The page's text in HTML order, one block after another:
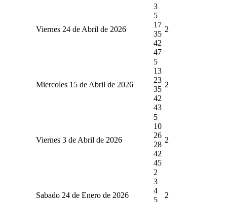
Viernes 24 de Abril de 2026
3
5
17
35
42
47
2
Miercoles 15 de Abril de 2026
5
13
23
35
42
43
2
Viernes 3 de Abril de 2026
5
10
26
28
42
45
2
Sabado 24 de Enero de 2026
2
3
4
5
2